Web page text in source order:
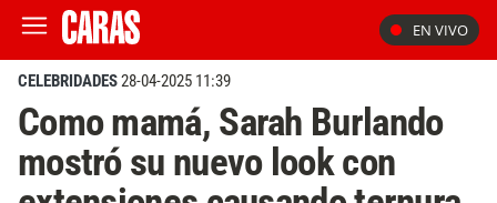
EN VIVO
CELEBRIDADES28-04-2025 11:39
Como mamá, Sarah Burlando
mostró su nuevo look con